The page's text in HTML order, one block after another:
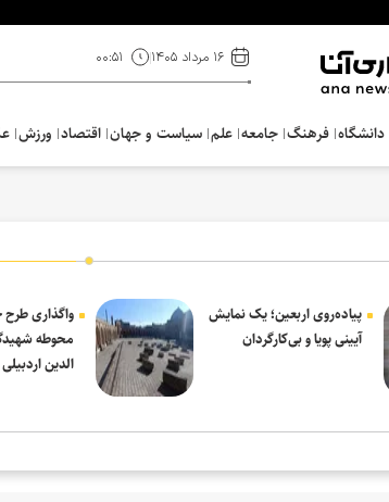
۱۶ مرداد ۱۴۰۵ ۰۰:۵۱
دانشگاه فرهنگ‌ جامعه علم سیاست و جهان اقتصاد ورزش
پیاده‌روی اربعین؛ یک نمایش
آیینی پویا و بی‌کارگردان
واگذاری
محوطه
الدین